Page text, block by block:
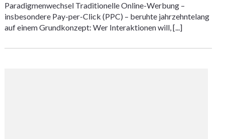
Paradigmenwechsel Traditionelle Online-Werbung –
insbesondere Pay-per-Click (PPC) – beruhte jahrzehntelang
auf einem Grundkonzept: Wer Interaktionen will, [...]